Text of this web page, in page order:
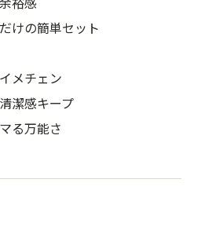
けの簡単セット
メチェン
潔感キープ
る万能さ